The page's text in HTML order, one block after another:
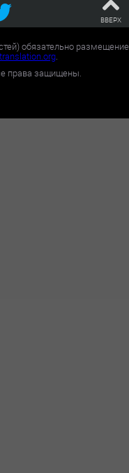
ВВЕРХ
обязательно размещение
.
права защищены.